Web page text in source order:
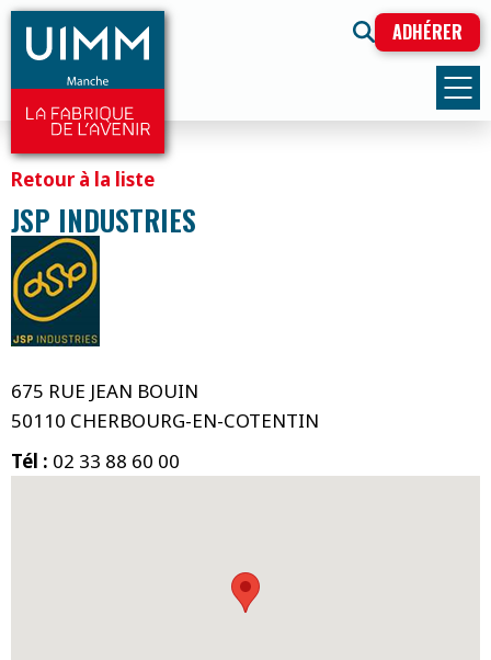
ADHÉRER
Retour à la liste
JSP INDUSTRIES
675 RUE JEAN BOUIN
50110 CHERBOURG-EN-COTENTIN
Tél : 02 33 88 60 00